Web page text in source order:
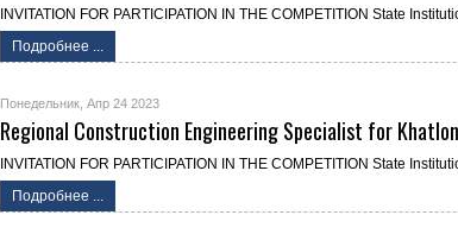
INVITATION FOR PARTICIPATION IN THE COMPETITION State
Подробнее ...
Понедельник, Апр 24 2023
Regional Construction Engineering Specialist for
INVITATION FOR PARTICIPATION IN THE COMPETITION State
Подробнее ...